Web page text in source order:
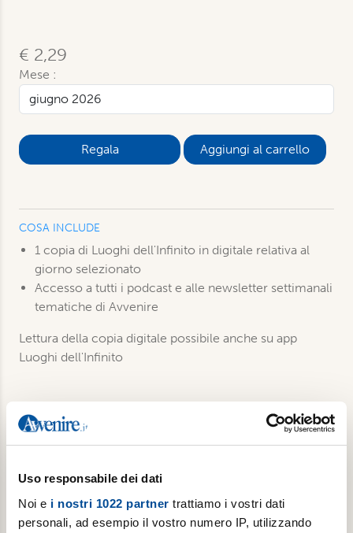
Uso responsabile dei dati
Noi e i nostri 1022 partner trattiamo i vostri dati
personali, ad esempio il vostro numero IP, utilizzando
€ 2,29
Mese :
Aggiungi al carrello
COSA INCLUDE
1 copia di Luoghi dell'Infinito in digitale relativa al
giorno selezionato
Accesso a tutti i podcast e alle newsletter settimanali
tematiche di Avvenire
Lettura della copia digitale possibile anche su app
Luoghi dell'Infinito
Prodotti correlati